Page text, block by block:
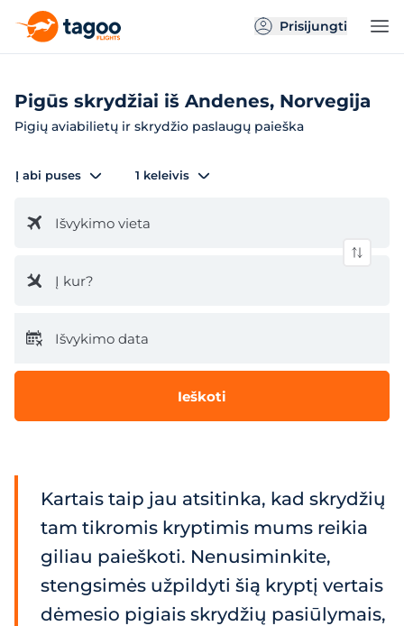
Prisijungti
Pigūs skrydžiai iš Andenes, Norvegija
Pigių aviabilietų ir skrydžio paslaugų paieška
Į abi puses 1 keleivis
Išvykimo vieta
Į kur?
Išvykimo data
Ieškoti
Kartais taip jau atsitinka, kad skrydžių
tam tikromis kryptimis mums reikia
giliau paieškoti. Nenusiminkite,
stengsimės užpildyti šią kryptį vertais
dėmesio pigiais skrydžių pasiūlymais,